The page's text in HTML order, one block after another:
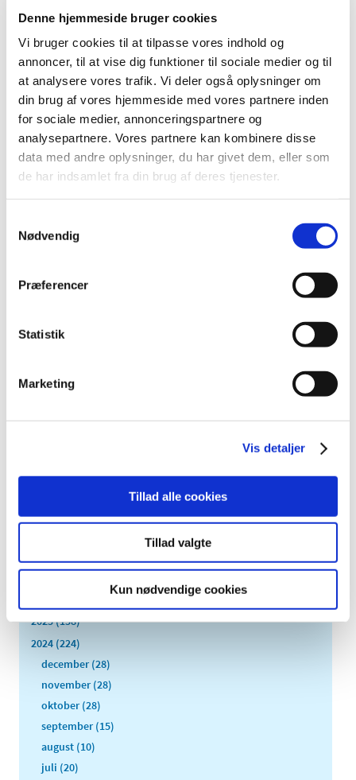
Denne hjemmeside bruger cookies
Vi bruger cookies til at tilpasse vores indhold og
annoncer, til at vise dig funktioner til sociale medier og til
at analysere vores trafik. Vi deler også oplysninger om
din brug af vores hjemmeside med vores partnere inden
for sociale medier, annonceringspartnere og
analysepartnere. Vores partnere kan kombinere disse
data med andre oplysninger, du har givet dem, eller som
de har indsamlet fra din brug af deres tjenester.
Nødvendig
Præferencer
Statistik
Marketing
Vis detaljer
Tillad alle cookies
Tillad valgte
Kun nødvendige cookies
af tilskudsstatus for antitrombotisk medicin i
Nyt nævn skal vurdere sundhedsapps
|8. februar 2024|
Ny politisk aftale baner vej for etableringen af et Nævn for
Sundhedsapps, der får til opgave at vurdere, om
Bevilling til at drive Skørping Apotek
|7. februar 2024|
Lægemiddelstyrelsen har den 1. februar 2024 meddelt, at
paracetamol stikpiller er tilbage i
detailhandlen
Siden efteråret har der været leveringssvigt hos de
Fortsat kontrol af virksomheders upload af
Lægemiddelstyrelsens laboratorium genoptager
kontrollen af, om der er uploadet læsbare
TID
2025 (158)
2024 (224)
december (28)
november (28)
oktober (28)
september (15)
august (10)
juli (20)